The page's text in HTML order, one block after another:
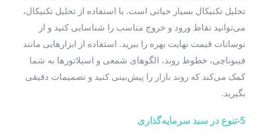
تحلیل تکنیکال بسیار حیاتی است. با استفاده از تحلیل تکنیکال،
می‌توانید نقاط ورود و خروج مناسب را شناسایی کنید و از
نوسانات قیمت نهایت بهره را ببرید. استفاده از ابزارهایی مانند
فیبوناچی، خطوط روند، الگوهای شمعی و اسیلاتورها به شما
کمک می‌کند که روند بازار را پیش‌بینی کنید و تصمیمات دقیقی
بگیرید.
5-تنوع در سبد سرمایه‌گذاری